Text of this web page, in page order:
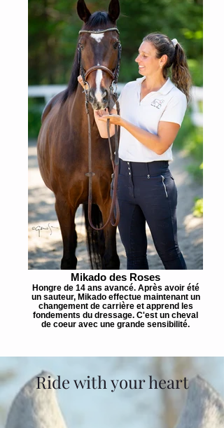
Mikado des Roses
Hongre de 14 ans avancé. Après avoir été
un sauteur, Mikado effectue maintenant un
changement de carrière et apprend les
fondements du dressage. C'est un cheval
de coeur avec une grande sensibilité.
Ride with your heart